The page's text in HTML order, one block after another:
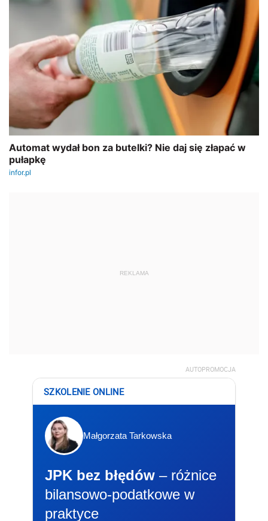
REKLAMA
AUTOPROMOCJA
SZKOLENIE ONLINE
Małgorzata Tarkowska
JPK bez błędów – różnice
bilansowo-podatkowe w
praktyce